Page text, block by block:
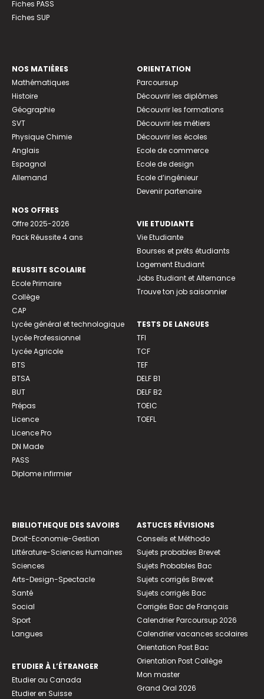
Fiches PASS
Fiches SUP
NOS MATIÈRES
Mathématiques
Histoire
Géographie
SVT
Physique Chimie
Anglais
Espagnol
Allemand
NOS OFFRES
Offre 2025-2026
Pack Réussite 4 ans
REUSSITE SCOLAIRE
Ecole Primaire
Collège
CAP
Lycée général et technologique
Lycée Professionnel
Lycée Agricole
BTS
BTSA
BUT
Prépas
Licence
Licence Pro
DN Made
PASS
Diplome infirmier
ORIENTATION
Parcoursup
Découvrir les diplômes
Découvrir les formations
Découvrir les métiers
Découvrir les écoles
Ecole de commerce
Ecole de design
Ecole d’ingénieur
Devenir partenaire
VIE ETUDIANTE
Vie Etudiante
Bourses et prêts étudiants
Logement Etudiant
Jobs Etudiant et Alternance
Trouve ton job saisonnier
TESTS DE LANGUES
TFI
TCF
TEF
DELF B1
DELF B2
TOEIC
TOEFL
BIBLIOTHEQUE DES SAVOIRS
Droit-Economie-Gestion
Littérature-Sciences Humaines
Sciences
Arts-Design-Spectacle
Santé
Social
Sport
Langues
ETUDIER À L’ÉTRANGER
Etudier au Canada
Etudier en Suisse
ASTUCES RÉVISIONS
Conseils et Méthodo
Sujets probables Brevet
Sujets Probables Bac
Sujets corrigés Brevet
Sujets corrigés Bac
Corrigés Bac de Français
Calendrier Parcoursup 2026
Calendrier vacances scolaires
Orientation Post Bac
Orientation Post Collège
Mon master
Grand Oral 2026